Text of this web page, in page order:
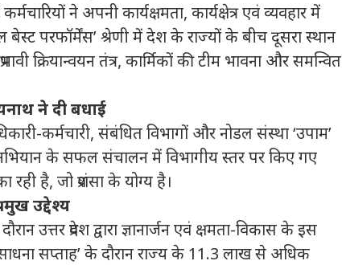
ने अपनी कार्यक्षमता, कार्यक्षेत्र एवं व्यवहार में
बेस्ट परफॉर्मेंस’ श्रेणी में देश के राज्यों के बीच दूसरा स्थान
क्रियान्वयन तंत्र, कार्मिकों की टीम भावना और समन्वित
ने दी बधाई
कर्मचारी, संबंधित विभागों और नोडल संस्था ‘उपाम’
के सफल संचालन में विभागीय स्तर पर किए गए
रही है, जो प्रशंसा के योग्य है।
उद्देश्य
उत्तर प्रदेश द्वारा ज्ञानार्जन एवं क्षमता-विकास के इस
सप्ताह’ के दौरान राज्य के 11.3 लाख से अधिक